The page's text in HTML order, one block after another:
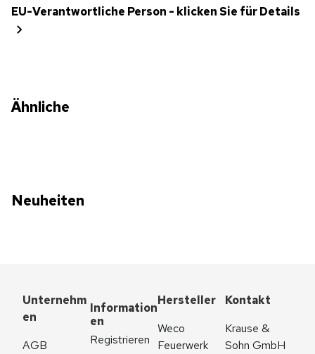
EU-Verantwortliche Person - klicken Sie für Details
Ähnliche
Neuheiten
Unternehm
en
AGB
Information
en
Registrieren
Hersteller
Weco
Feuerwerk
Kontakt
Krause &
Sohn GmbH